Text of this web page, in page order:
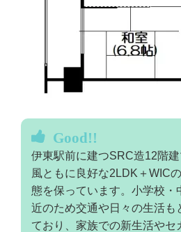
Good!!
伊東駅前に建つSRC造12階
風ともに良好な2LDK＋WIC
態を保っています。小学校
近のため交通や日々の生活も
ており、家族での新生活や